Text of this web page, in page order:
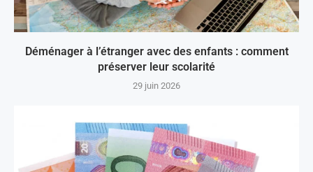
Déménager à l’étranger avec des enfants : comment
préserver leur scolarité
29 juin 2026